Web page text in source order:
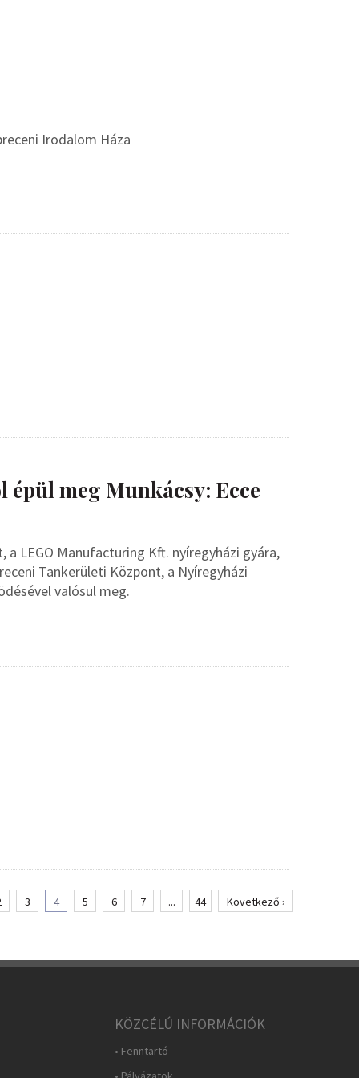
Irodalom Háza
épül meg Munkácsy: Ecce
a LEGO Manufacturing Kft. nyíregyházi gyára,
Tankerületi Központ, a Nyíregyházi
valósul meg.
3 4 5 6 7 ... 44 Következő ›
KÖZCÉLÚ INFORMÁCIÓK
• Fenntartó